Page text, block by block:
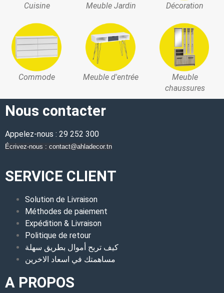
Cuisine Meuble Jardin Décoration
Commode Meuble d'entrée
Meuble
chaussures
Nous contacter
Appelez-nous : 29 252 300
Écrivez-nous : contact@ahladecor.tn
SERVICE CLIENT
Solution de Livraison
Méthodes de paiement
Expédition & Livraison
Politique de retour
كيف تربح أموال بطريق سهلة
مساهمتك في اسعاد الاخرين
A PROPOS